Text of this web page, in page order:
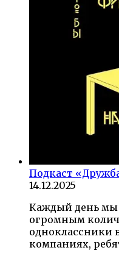
Подкаст
14.12.2025
Каждый день мы
огромным
одноклассники
компаниях,